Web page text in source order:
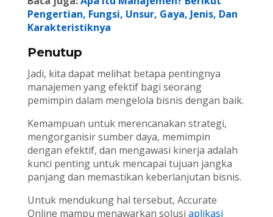
Pengertian, Fungsi, Unsur, Gaya, Jenis, Dan
Karakteristiknya
Penutup
Jadi, kita dapat melihat betapa pentingnya
manajemen yang efektif bagi seorang
pemimpin dalam mengelola bisnis dengan baik.
Kemampuan untuk merencanakan strategi,
mengorganisir sumber daya, memimpin
dengan efektif, dan mengawasi kinerja adalah
kunci penting untuk mencapai tujuan jangka
panjang dan memastikan keberlanjutan bisnis.
Untuk mendukung hal tersebut, Accurate
Online mampu menawarkan solusi aplikasi